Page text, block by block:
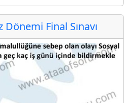
Final Sınavı